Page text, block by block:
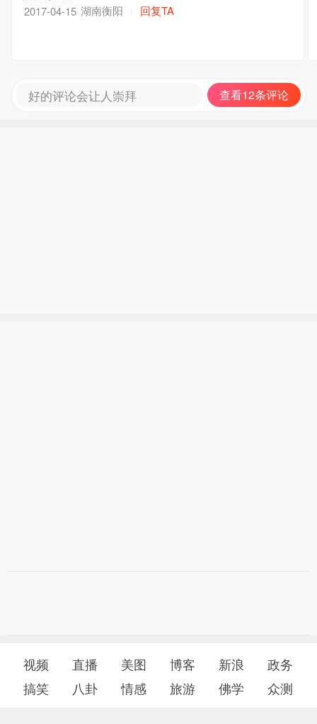
2017-04-15 湖南衡阳 回复TA
好的评论会让人崇拜 查看12条评论
视频 直播 美图 博客 新浪
政务
搞笑
八卦 情感 旅游 佛学 众测